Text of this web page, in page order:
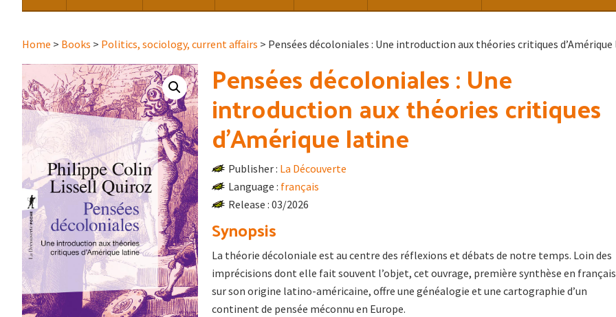
Home > Books > Politics, sociology, current affairs > Pensées décoloniales : Une introduction aux théories critiques
Pensées décoloniales : Une
introduction aux théories critiques
d’Amérique latine
Publisher : La Découverte
Language : français
Release : 03/2026
Synopsis
La théorie décoloniale est au centre des réflexions et débats de notre temps. Loin des
imprécisions dont elle fait souvent l’objet, cet ouvrage, première synthèse en français
sur son origine latino-américaine, offre une généalogie et une cartographie d’un
continent de pensée méconnu en Europe.